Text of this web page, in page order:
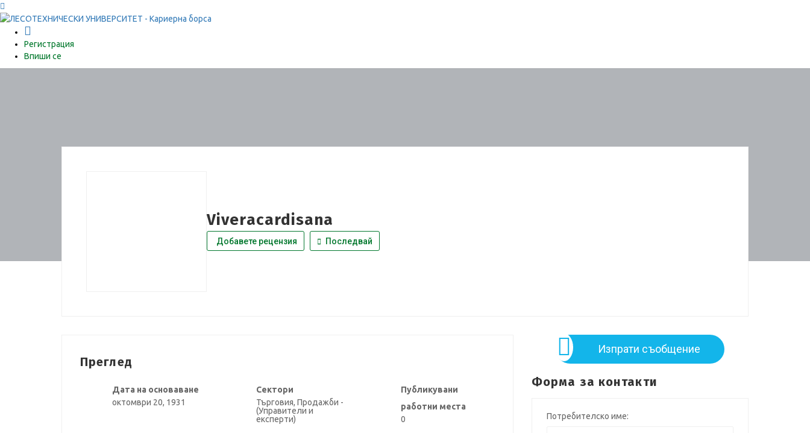
0
Регистрация
Впиши се
Viveracardisana
Добавете рецензия Последвай
Преглед
Дата на основаване
октомври 20, 1931
Сектори
Търговия, Продажби -
(Управители и
експерти)
Публикувани
работни места
0
Изпрати съобщение
Форма за контакти
Потребителско име: